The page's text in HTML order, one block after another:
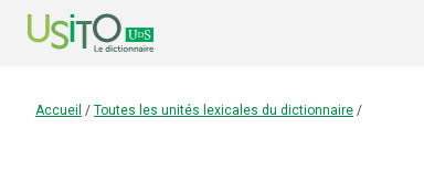
Accueil / Toutes les unités lexicales du dictionnaire /